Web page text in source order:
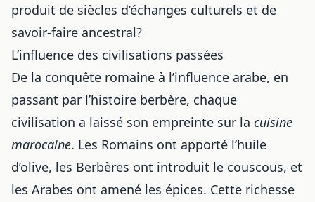
produit de siècles d’échanges culturels et de
savoir-faire ancestral?
L’influence des civilisations passées
De la conquête romaine à l’influence arabe, en
passant par l’histoire berbère, chaque
civilisation a laissé son empreinte sur la cuisine
marocaine. Les Romains ont apporté l’huile
d’olive, les Berbères ont introduit le couscous, et
les Arabes ont amené les épices. Cette richesse